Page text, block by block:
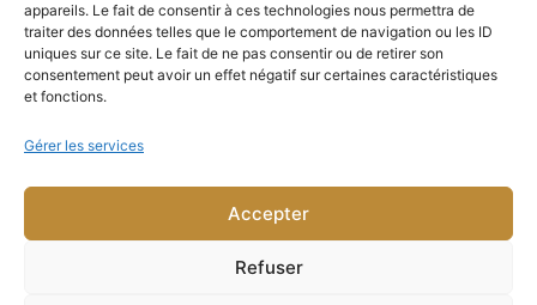
appareils. Le fait de consentir à ces technologies nous permettra de
traiter des données telles que le comportement de navigation ou les ID
uniques sur ce site. Le fait de ne pas consentir ou de retirer son
consentement peut avoir un effet négatif sur certaines caractéristiques
et fonctions.
Gérer les services
Accepter
Refuser
2017-2026 | Entrepreneur Individuel Julie Laluque tous
droits réservés